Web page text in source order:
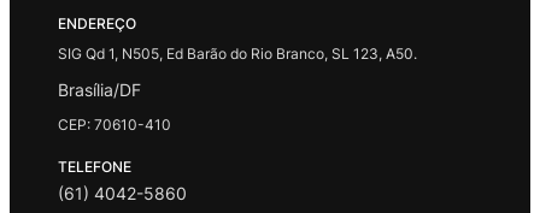
ENDEREÇO
SIG Qd 1, N505, Ed Barão do Rio Branco, SL 123, A50.
Brasília/DF
CEP: 70610-410
TELEFONE
(61) 4042-5860